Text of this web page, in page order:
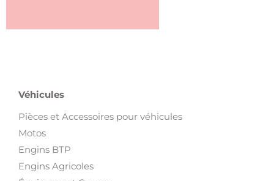
Véhicules
Pièces et Accessoires pour véhicules
Motos
Engins BTP
Engins Agricoles